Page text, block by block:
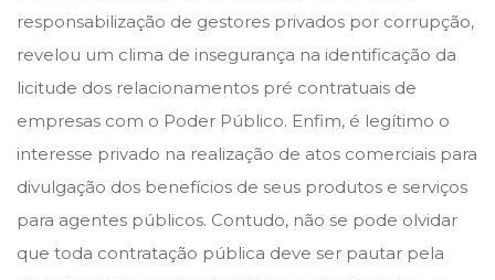
t
e
d
o
n
t
e
d
i
n
responsabilização de gestores privados por corrupção,
revelou um clima de insegurança na identificação da
licitude dos relacionamentos pré contratuais de
empresas com o Poder Público. Enfim, é legítimo o
interesse privado na realização de atos comerciais para
divulgação dos benefícios de seus produtos e serviços
para agentes públicos. Contudo, não se pode olvidar
que toda contratação pública deve ser pautar pela